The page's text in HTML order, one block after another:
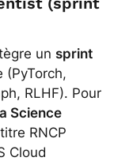
un sprint
(PyTorch,
RLHF). Pour
Science
RNCP
Cloud